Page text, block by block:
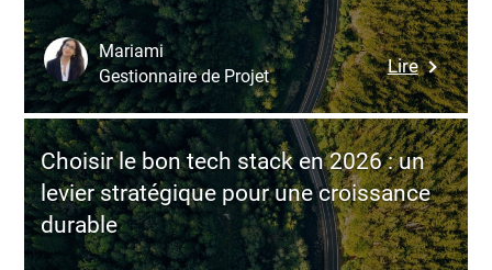
avis
sur
ce
Node.js
Lire:
Éditeurs
de
logiciels
:
réussir
sa
Mariami
Gestionnaire de Projet
Choisir le bon tech stack en 2026 : un
levier stratégique pour une croissance
durable